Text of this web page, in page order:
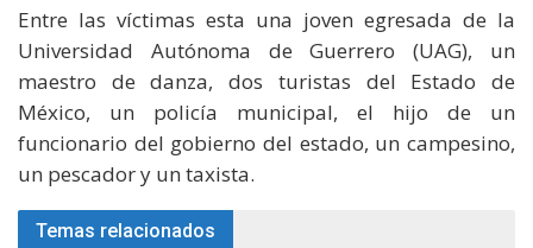
Entre las víctimas esta una joven egresada de la
Universidad Autónoma de Guerrero (UAG), un
maestro de danza, dos turistas del Estado de
México, un policía municipal, el hijo de un
funcionario del gobierno del estado, un campesino,
un pescador y un taxista.
Temas relacionados